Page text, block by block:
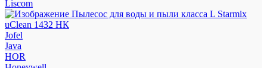
Liscom
Jofel
Java
HOR